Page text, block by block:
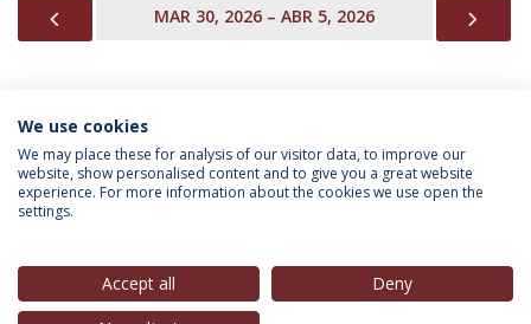
PREVIOUSMAR 30, 2026 – ABR 5, 2026
INFORMAÇÃO PARA
We use cookies
We may place these for analysis of our visitor data, to improve our
website, show personalised content and to give you a great website
experience. For more information about the cookies we use open the
settings.
Accept all
Deny